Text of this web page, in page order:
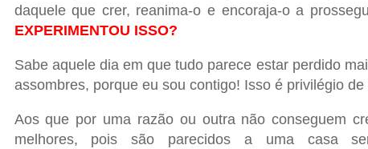
daquele que crer, reanima-o e encoraja-o a
EXPERIMENTOU ISSO?
Sabe aquele dia em que tudo parece estar perdido
assombres, porque eu sou contigo! Isso é privilégio de
Aos que por uma razão ou outra não conseguem
melhores, pois são parecidos a uma casa